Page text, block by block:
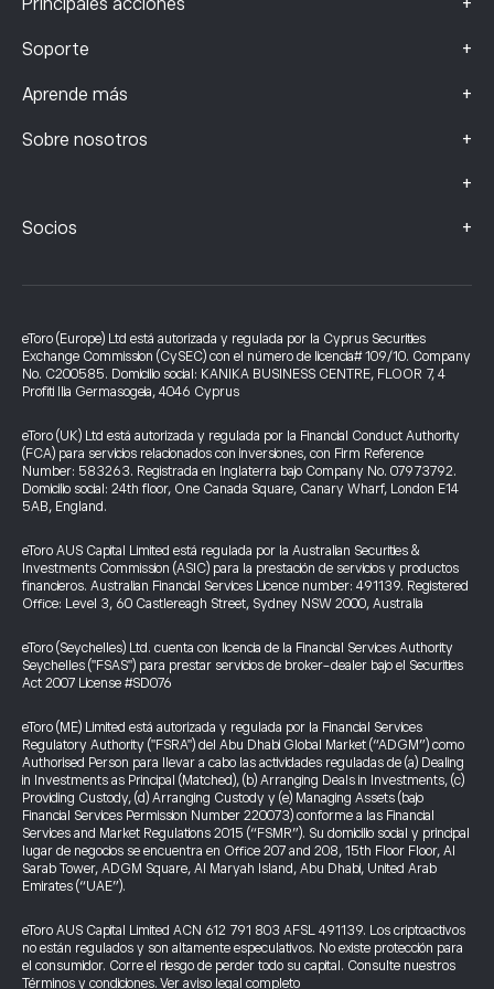
Principales acciones +
Soporte +
Aprende más +
Sobre nosotros +
+
Socios +
eToro (Europe) Ltd está autorizada y regulada por la Cyprus Securities
Exchange Commission (CySEC) con el número de licencia# 109/10. Company
No. C200585. Domicilio social: KANIKA BUSINESS CENTRE, FLOOR 7, 4
Profiti Ilia Germasogeia, 4046 Cyprus
eToro (UK) Ltd está autorizada y regulada por la Financial Conduct Authority
(FCA) para servicios relacionados con inversiones, con Firm Reference
Number: 583263. Registrada en Inglaterra bajo Company No. 07973792.
Domicilio social: 24th floor, One Canada Square, Canary Wharf, London E14
5AB, England.
eToro AUS Capital Limited está regulada por la Australian Securities &
Investments Commission (ASIC) para la prestación de servicios y productos
financieros. Australian Financial Services Licence number: 491139. Registered
Office: Level 3, 60 Castlereagh Street, Sydney NSW 2000, Australia
eToro (Seychelles) Ltd. cuenta con licencia de la Financial Services Authority
Seychelles ("FSAS") para prestar servicios de broker-dealer bajo el Securities
Act 2007 License #SD076
eToro (ME) Limited está autorizada y regulada por la Financial Services
Regulatory Authority ("FSRA") del Abu Dhabi Global Market (“ADGM”) como
Authorised Person para llevar a cabo las actividades reguladas de (a) Dealing
in Investments as Principal (Matched), (b) Arranging Deals in Investments, (c)
Providing Custody, (d) Arranging Custody y (e) Managing Assets (bajo
Financial Services Permission Number 220073) conforme a las Financial
Services and Market Regulations 2015 (“FSMR”). Su domicilio social y principal
lugar de negocios se encuentra en Office 207 and 208, 15th Floor Floor, Al
Sarab Tower, ADGM Square, Al Maryah Island, Abu Dhabi, United Arab
Emirates (“UAE”).
eToro AUS Capital Limited ACN 612 791 803 AFSL 491139. Los criptoactivos
no están regulados y son altamente especulativos. No existe protección para
el consumidor. Corre el riesgo de perder todo su capital. Consulte nuestros
Términos y condiciones.Ver aviso legal completo